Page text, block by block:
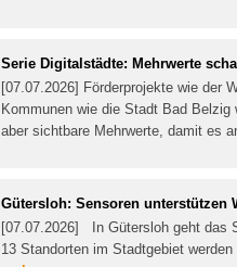
Serie Digitalstädte: Mehrwerte
[07.07.2026] Förderprojekte wie der
Kommunen wie die Stadt Bad
aber sichtbare Mehrwerte, damit es
Gütersloh: Sensoren unterstützen
[07.07.2026] In Gütersloh geht das
13 Standorten im Stadtgebiet